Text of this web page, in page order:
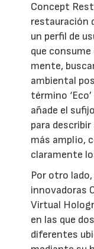
Concept
restauración
un perfil de
que
mente,
ambiental
término
añade el
para
más amplio,
claramente
Por otro
innovadoras
Virtual
en las que
diferentes